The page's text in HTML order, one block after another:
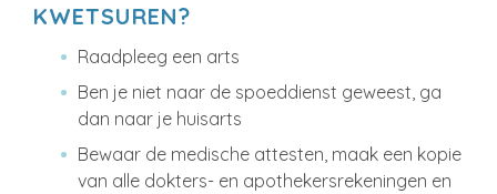
KWETSUREN?
Raadpleeg een arts
Ben je niet naar de spoeddienst geweest, ga
dan naar je huisarts
Bewaar de medische attesten, maak een kopie
van alle dokters- en apothekersrekeningen en